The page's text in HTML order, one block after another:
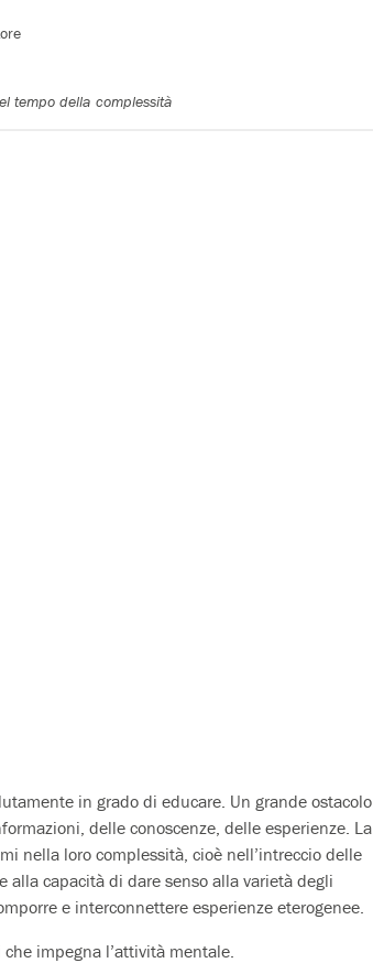
tempo della complessità
in grado di educare. Un grande ostacolo
delle conoscenze, delle esperienze. La
nella loro complessità, cioè nell’intreccio delle
alla capacità di dare senso alla varietà degli
e interconnettere esperienze eterogenee.
impegna l’attività mentale.